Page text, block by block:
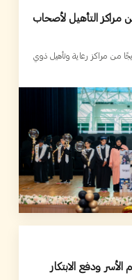
بتخرج 50 طالبًا من مراكز التأهيل لأصحاب
سناء سهيل، وزيرة الأسرة، 50 خريجًا من مراكز رعاية وتأهيل ذوي
الأسر ودفع الابتكار